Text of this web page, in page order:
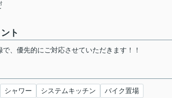
ト
で、優先的にご対応させていただきます！！
シャワー システムキッチン バイク置場